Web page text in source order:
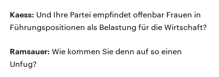
Kaess: Und Ihre Partei empfindet offenbar Frauen in
Führungspositionen als Belastung für die Wirtschaft?
Ramsauer: Wie kommen Sie denn auf so einen
Unfug?